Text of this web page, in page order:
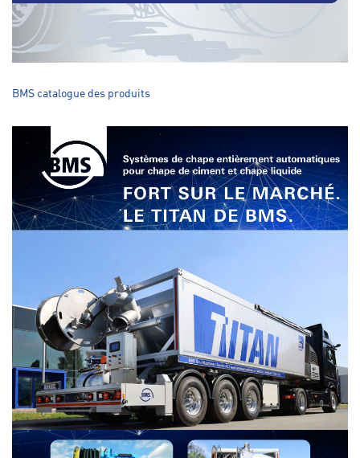
BMS catalogue des produits